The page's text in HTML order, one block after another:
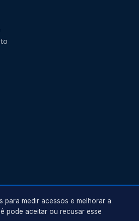
para medir acessos e melhorar a
pode aceitar ou recusar esse